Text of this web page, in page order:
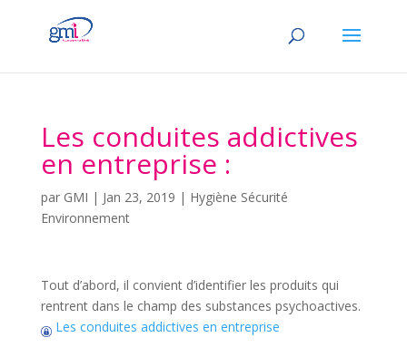
Les conduites addictives
en entreprise :
par GMI | Jan 23, 2019 | Hygiène Sécurité
Environnement
Tout d’abord, il convient d’identifier les produits qui
rentrent dans le champ des substances psychoactives.
Les conduites addictives en entreprise